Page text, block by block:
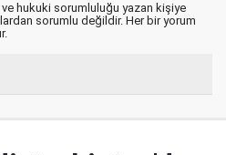
ve hukuki sorumluluğu yazan kişiye
sorumlu değildir. Her bir yorum